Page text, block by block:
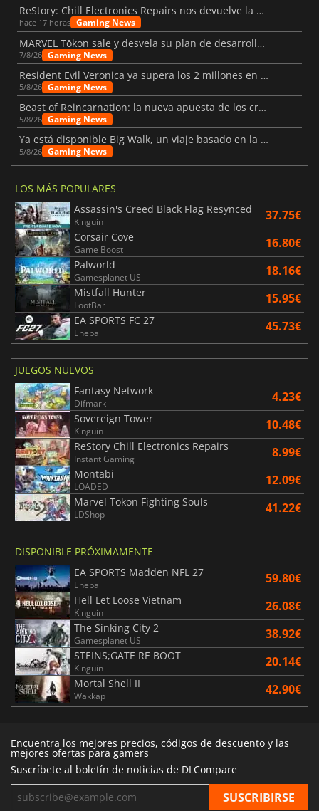
ReStory: Chill Electronics Repairs nos devuelve la nostalgia de los 2000
hace 17 horas Gaming News
MARVEL Tōkon sale y desvela su plan de desarrollo para el primer año
7/8/26 Gaming News
Resident Evil Veronica ya supera los 2 millones en listas de deseados
5/8/26 Gaming News
Beast of Reincarnation: la nueva apuesta de los creadores de Pokémon
5/8/26 Gaming News
Ya está disponible Big Walk, un viaje basado en la amistad
5/8/26 Gaming News
LOS MÁS POPULARES
Assassin's Creed Black Flag Resynced
Kinguin 37.75€
Corsair Cove
Game Boost 16.80€
Palworld
Gamesplanet US 18.16€
Mistfall Hunter
LootBar 15.95€
EA SPORTS FC 27
Eneba 45.73€
JUEGOS NUEVOS
Fantasy Network
Difmark 4.23€
Sovereign Tower
Kinguin 10.48€
ReStory Chill Electronics Repairs
Instant Gaming 8.99€
Montabi
LOADED 12.09€
Marvel Tokon Fighting Souls
LDShop 41.22€
DISPONIBLE PRÓXIMAMENTE
EA SPORTS Madden NFL 27
Eneba 59.80€
Hell Let Loose Vietnam
Kinguin 26.08€
The Sinking City 2
Gamesplanet US 38.92€
STEINS;GATE RE BOOT
Kinguin 20.14€
Mortal Shell II
Wakkap 42.90€
Encuentra los mejores precios, códigos de descuento y las
mejores ofertas para gamers
Suscríbete al boletín de noticias de DLCompare